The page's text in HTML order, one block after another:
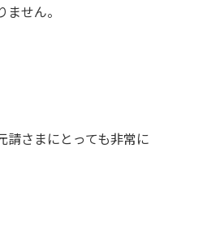
せん。
さまにとっても非常に